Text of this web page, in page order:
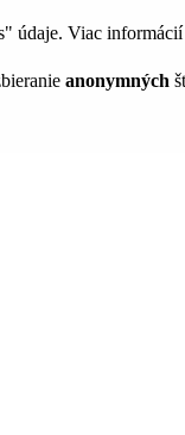
údaje. Viac
anonymných